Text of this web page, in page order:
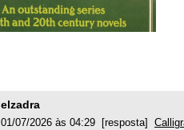
elzadra
01/07/2026 às 04:29 [resposta]